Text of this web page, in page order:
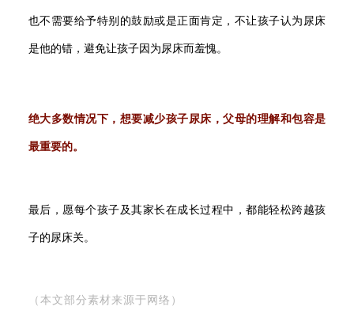
也不需要给予特别的鼓励或是正面肯定，不让孩子认为尿床
是他的错，避免让孩子因为尿床而羞愧。
绝大多数情况下，想要减少孩子尿床，父母的理解和包容是
最重要的。
最后，愿每个孩子及其家长在成长过程中，都能轻松跨越孩
子的尿床关。
（本文部分素材来源于网络）